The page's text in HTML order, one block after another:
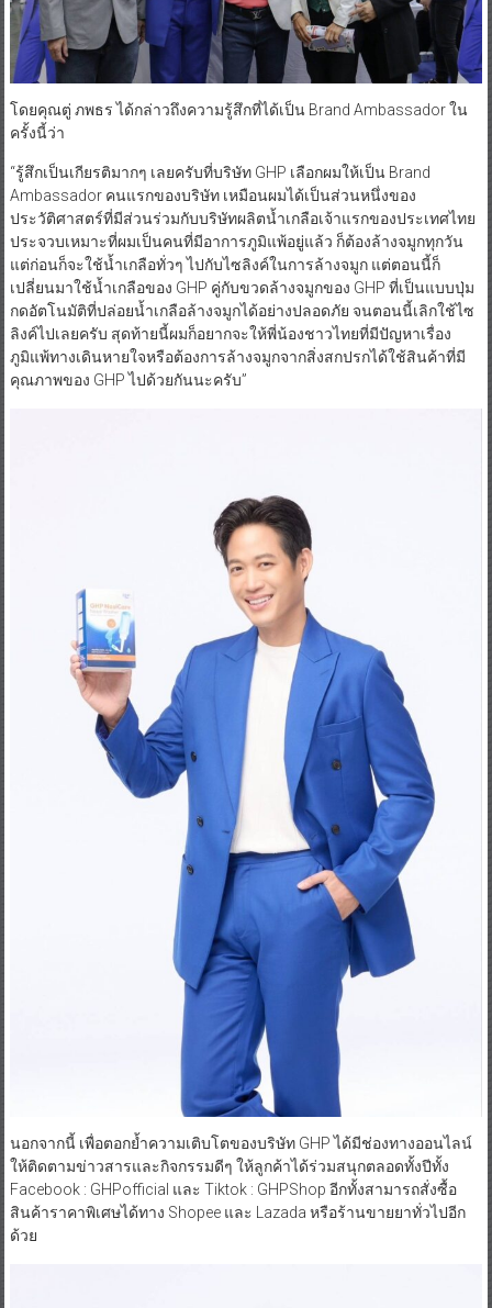
โดยคุณตู่ ภพธร ได้กล่าวถึงความรู้สึกที่ได้เป็น Brand Ambassador ใน
ครั้งนี้ว่า
“รู้สึกเป็นเกียรติมากๆ เลยครับที่บริษัท GHP เลือกผมให้เป็น Brand
Ambassador คนแรกของบริษัท เหมือนผมได้เป็นส่วนหนึ่งของ
ประวัติศาสตร์ที่มีส่วนร่วมกับบริษัทผลิตน้ำเกลือเจ้าแรกของประเทศไทย
ประจวบเหมาะที่ผมเป็นคนที่มีอาการภูมิแพ้อยู่แล้ว ก็ต้องล้างจมูกทุกวัน
แต่ก่อนก็จะใช้น้ำเกลือทั่วๆ ไปกับไซลิงค์ในการล้างจมูก แต่ตอนนี้ก็
เปลี่ยนมาใช้น้ำเกลือของ GHP คู่กับขวดล้างจมูกของ GHP ที่เป็นแบบปุ่ม
กดอัตโนมัติที่ปล่อยน้ำเกลือล้างจมูกได้อย่างปลอดภัย จนตอนนี้เลิกใช้ไซ
ลิงค์ไปเลยครับ สุดท้ายนี้ผมก็อยากจะให้พี่น้องชาวไทยที่มีปัญหาเรื่อง
ภูมิแพ้ทางเดินหายใจหรือต้องการล้างจมูกจากสิ่งสกปรกได้ใช้สินค้าที่มี
คุณภาพของ GHP ไปด้วยกันนะครับ”
นอกจากนี้ เพื่อตอกย้ำความเติบโตของบริษัท GHP ได้มีช่องทางออนไลน์
ให้ติดตามข่าวสารและกิจกรรมดีๆ ให้ลูกค้าได้ร่วมสนุกตลอดทั้งปีทั้ง
Facebook : GHPofficial และ Tiktok : GHPShop อีกทั้งสามารถสั่งซื้อ
สินค้าราคาพิเศษได้ทาง Shopee และ Lazada หรือร้านขายยาทั่วไปอีก
ด้วย